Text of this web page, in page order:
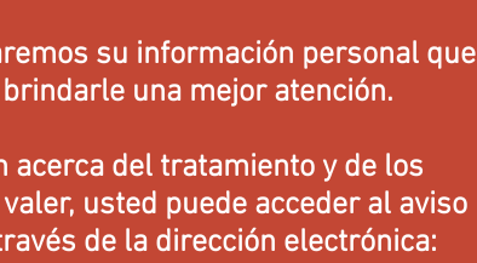
su información personal que
una mejor atención.
acerca del tratamiento y de los
usted puede acceder al aviso
de la dirección electrónica: